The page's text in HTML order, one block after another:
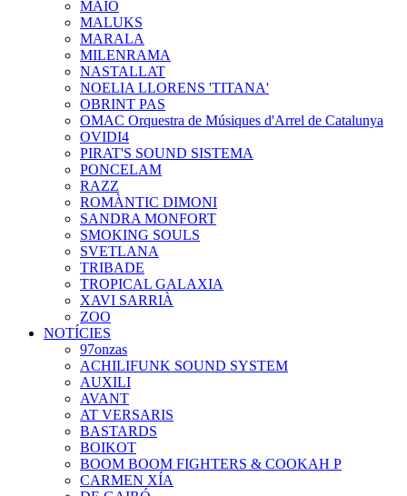
MAIO
MALUKS
MARALA
MILENRAMA
NASTALLAT
NOELIA LLORENS 'TITANA'
OBRINT PAS
OMAC Orquestra de Músiques d'Arrel de Catalunya
OVIDI4
PIRAT'S SOUND SISTEMA
PONCELAM
RAZZ
ROMÀNTIC DIMONI
SANDRA MONFORT
SMOKING SOULS
SVETLANA
TRIBADE
TROPICAL GALAXIA
XAVI SARRIÀ
ZOO
NOTÍCIES
97onzas
ACHILIFUNK SOUND SYSTEM
AUXILI
AVANT
AT VERSARIS
BASTARDS
BOIKOT
BOOM BOOM FIGHTERS & COOKAH P
CARMEN XÍA